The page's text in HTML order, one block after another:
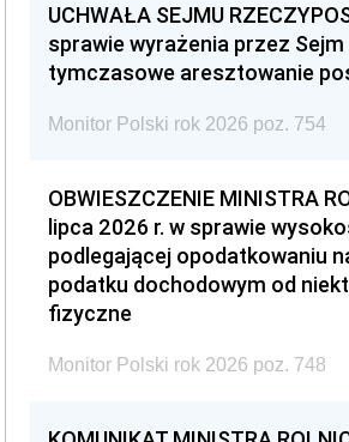
UCHWAŁA SEJMU
sprawie wyrażenia przez
tymczasowe aresztowanie
Monitor Polski rok 2026 poz. 754
OBWIESZCZENIE MINISTRA
lipca 2026 r. w sprawie
podlegającej opodatkowaniu
podatku dochodowym od
fizyczne
Monitor Polski rok 2026 poz. 748